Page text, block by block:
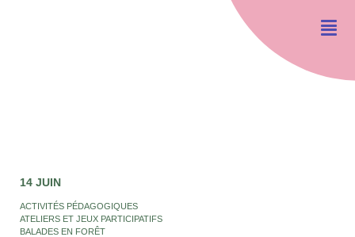
14 JUIN
ACTIVITÉS PÉDAGOGIQUES
ATELIERS ET JEUX PARTICIPATIFS
BALADES EN FORÊT